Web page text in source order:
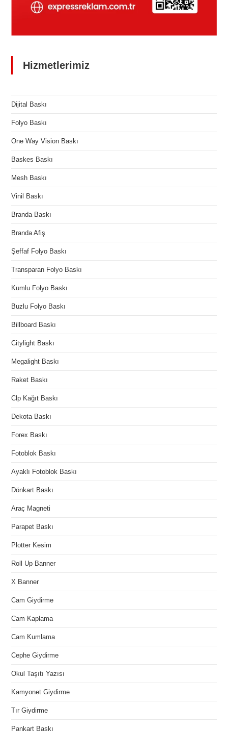
Hizmetlerimiz
Dijital Baskı
Folyo Baskı
One Way Vision Baskı
Baskes Baskı
Mesh Baskı
Vinil Baskı
Branda Baskı
Branda Afiş
Şeffaf Folyo Baskı
Transparan Folyo Baskı
Kumlu Folyo Baskı
Buzlu Folyo Baskı
Billboard Baskı
Citylight Baskı
Megalight Baskı
Raket Baskı
Clp Kağıt Baskı
Dekota Baskı
Forex Baskı
Fotoblok Baskı
Ayaklı Fotoblok Baskı
Dönkart Baskı
Araç Magneti
Parapet Baskı
Plotter Kesim
Roll Up Banner
X Banner
Cam Giydirme
Cam Kaplama
Cam Kumlama
Cephe Giydirme
Okul Taşıtı Yazısı
Kamyonet Giydirme
Tır Giydirme
Pankart Baskı